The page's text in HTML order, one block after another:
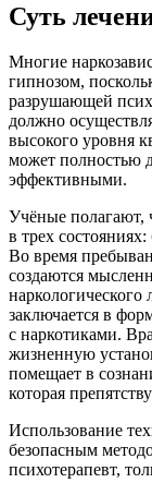
Суть
Многие
гипнозом,
разрушающей
должно
высокого уровня
может полностью
эффективными.
Учёные полагают,
в трех
Во время
создаются
заключается в
с наркотиками.
жизненную
помещает в
которая
Использование
безопасным
психотерапевт,